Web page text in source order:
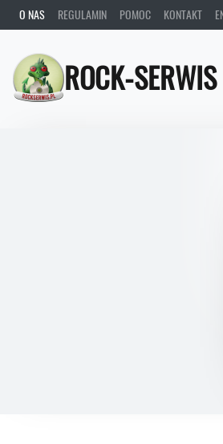
O NAS REGULAMIN POMOC KONTAKT
ROCK-SERWIS